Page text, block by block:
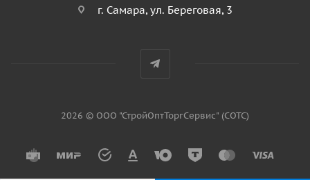
г. Самара, ул. Береговая, 3
2026 © ООО "СтройОптТоргСервис" (СОТС)